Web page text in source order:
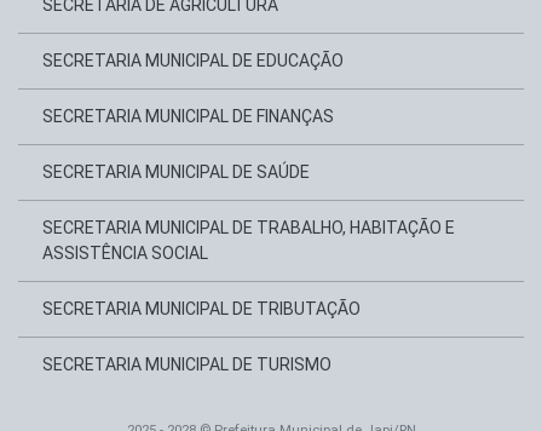
SECRETARIA DE AGRICULTURA
SECRETARIA MUNICIPAL DE EDUCAÇÃO
SECRETARIA MUNICIPAL DE FINANÇAS
SECRETARIA MUNICIPAL DE SAÚDE
SECRETARIA MUNICIPAL DE TRABALHO, HABITAÇÃO E
ASSISTÊNCIA SOCIAL
SECRETARIA MUNICIPAL DE TRIBUTAÇÃO